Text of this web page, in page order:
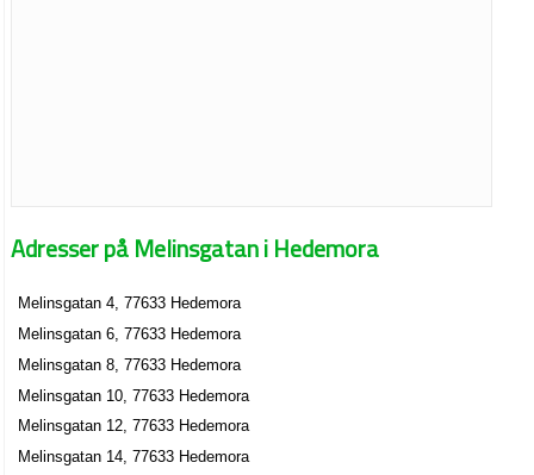
Adresser på Melinsgatan i Hedemora
Melinsgatan 4, 77633 Hedemora
Melinsgatan 6, 77633 Hedemora
Melinsgatan 8, 77633 Hedemora
Melinsgatan 10, 77633 Hedemora
Melinsgatan 12, 77633 Hedemora
Melinsgatan 14, 77633 Hedemora